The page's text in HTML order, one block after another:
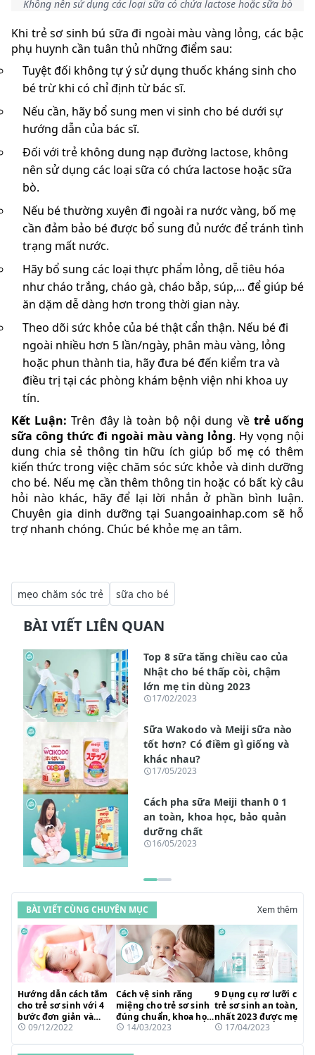
Không nên sử dụng các loại sữa có chứa lactose hoặc sữa bò
Khi trẻ sơ sinh bú sữa đi ngoài màu vàng lỏng, các bậc
phụ huynh cần tuân thủ những điểm sau:
Tuyệt đối không tự ý sử dụng thuốc kháng sinh cho
bé trừ khi có chỉ định từ bác sĩ.
Nếu cần, hãy bổ sung men vi sinh cho bé dưới sự
hướng dẫn của bác sĩ.
Đối với trẻ không dung nạp đường lactose, không
nên sử dụng các loại sữa có chứa lactose hoặc sữa
bò.
Nếu bé thường xuyên đi ngoài ra nước vàng, bố mẹ
cần đảm bảo bé được bổ sung đủ nước để tránh tình
trạng mất nước.
Hãy bổ sung các loại thực phẩm lỏng, dễ tiêu hóa
như cháo trắng, cháo gà, cháo bắp, súp,... để giúp bé
ăn dặm dễ dàng hơn trong thời gian này.
Theo dõi sức khỏe của bé thật cẩn thận. Nếu bé đi
ngoài nhiều hơn 5 lần/ngày, phân màu vàng, lỏng
hoặc phun thành tia, hãy đưa bé đến kiểm tra và
điều trị tại các phòng khám bệnh viện nhi khoa uy
tín.
Kết Luận:Trên đây là toàn bộ nội dung về trẻ uống
sữa công thức đi ngoài màu vàng lỏng. Hy vọng nội
dung chia sẻ thông tin hữu ích giúp bố mẹ có thêm
kiến thức trong việc chăm sóc sức khỏe và dinh dưỡng
cho bé. Nếu mẹ cần thêm thông tin hoặc có bất kỳ câu
hỏi nào khác, hãy để lại lời nhắn ở phần bình luận.
Chuyên gia dinh dưỡng tại Suangoainhap.com sẽ hỗ
trợ nhanh chóng. Chúc bé khỏe mẹ an tâm.
mẹo chăm sóc trẻ sữa cho bé
BÀI VIẾT LIÊN QUAN
Top 8 sữa tăng chiều cao của
Nhật cho bé thấp còi, chậm
lớn mẹ tin dùng 2023
17/02/2023
Sữa Wakodo và Meiji sữa nào
tốt hơn? Có điềm gì giống và
khác nhau?
17/05/2023
Cách pha sữa Meiji thanh 0 1
an toàn, khoa học, bảo quản
dưỡng chất
16/05/2023
BÀI VIẾT CÙNG CHUYÊN MỤC Xem thêm
Hướng dẫn cách tắm
cho trẻ sơ sinh với 4
bước đơn giản và
những lưu ý cần biết
09/12/2022
Cách vệ sinh răng
miệng cho trẻ sơ sinh
đúng chuẩn, khoa học
loại sạch cặn sữa
14/03/2023
9 Dụng cụ rơ lưỡi cho
trẻ sơ sinh an toàn, tốt
nhất 2023 được mẹ
bỉm tin dùng
17/04/2023